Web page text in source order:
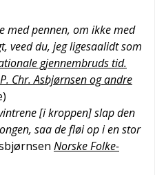
med pennen, om ikke med
veed du, jeg ligesaalidt som
gjennembruds tid.
Chr. Asbjørnsen og andre
)
[i kroppen] slap den
saa de fløi op i en stor
Norske Folke-